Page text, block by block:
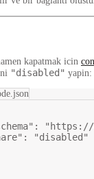
kapatmak icin
"disabled" yapin:
:
"https://
:
"disabled"